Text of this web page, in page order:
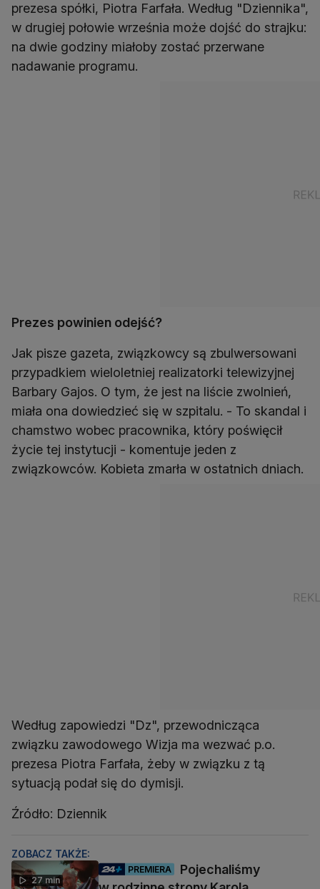
prezesa spółki, Piotra Farfała. Według "Dziennika",
w drugiej połowie września może dojść do strajku:
na dwie godziny miałoby zostać przerwane
nadawanie programu.
Prezes powinien odejść?
Jak pisze gazeta, związkowcy są zbulwersowani
przypadkiem wieloletniej realizatorki telewizyjnej
Barbary Gajos. O tym, że jest na liście zwolnień,
miała ona dowiedzieć się w szpitalu. - To skandal i
chamstwo wobec pracownika, który poświęcił
życie tej instytucji - komentuje jeden z
związkowców. Kobieta zmarła w ostatnich dniach.
Według zapowiedzi "Dz", przewodnicząca
związku zawodowego Wizja ma wezwać p.o.
prezesa Piotra Farfała, żeby w związku z tą
sytuacją podał się do dymisji.
Źródło: Dziennik
ZOBACZ TAKŻE:
27 min
PREMIERA
Pojechaliśmy